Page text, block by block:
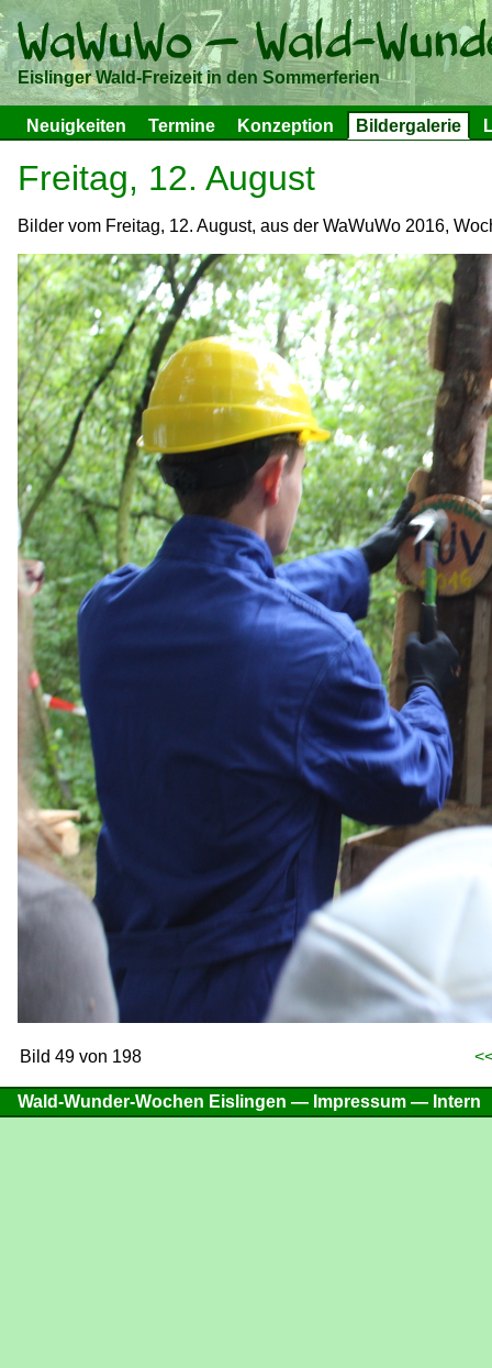
Eislinger Wald-Freizeit in den Sommerferien
Neuigkeiten Termine Konzeption Bildergalerie
Freitag, 12. August
Bilder vom Freitag, 12. August, aus der WaWuWo 2016,
Bild 49 von 198
Wald-Wunder-Wochen Eislingen — Impressum — Intern